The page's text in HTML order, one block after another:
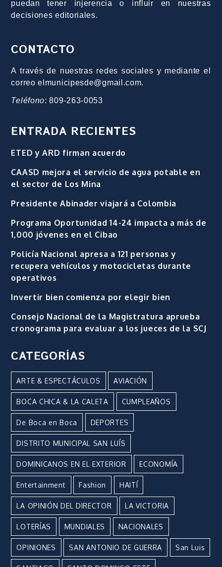
puedan tener injerencia o influir en nuestras
decisiones editoriales.
CONTACTO
A través de nuestras redes sociales y mediante el
correo elmunicipesde@gmail.com.
Teléfono: 809-263-0053
ENTRADA RECIENTES
ETED y ARD firman acuerdo
CAASD mejora el servicio de agua potable en
el sector de Los Mina
Presidente Abinader viajará a Colombia
Programa Oportunidad 14-24 impacta a más de
1,000 jóvenes en el Cibao
Policía Nacional apresa a 121 personas y
recupera vehículos y motocicletas durante
operativos
Invertir bien comienza por elegir bien
Consejo Nacional de la Magistratura aprueba
cronograma para evaluar a los jueces de la SCJ
CATEGORÍAS
ARTE & ESPECTÁCULOS AVIACIÓN
BOCA CHICA & LA CALETA CUMPLEAÑOS
De Boca en Boca DEPORTES
DISTRITO MUNICIPAL SAN LUÍS
DOMINICANOS EN EL EXTERIOR ECONOMÍA
Entertainment Fashion HAITÍ
LA OPINIÓN DEL DIRECTOR LA VICTORIA
LOTERÍAS MUNDIALES NACIONALES
OPINIONES SAN ANTONIO DE GUERRA San Luis